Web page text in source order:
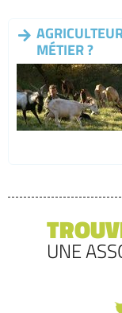
MÉTIER ?
UNE